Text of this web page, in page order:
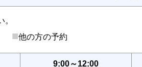
■他の方の予約
9:00～12:00